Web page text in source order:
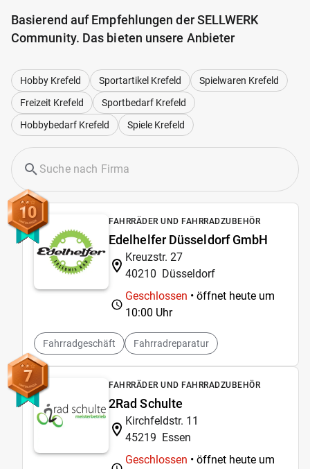
Basierend auf Empfehlungen der SELLWERK
Community. Das bieten unsere Anbieter
Hobby Krefeld Sportartikel Krefeld
Spielwaren Krefeld
Freizeit Krefeld
Sportbedarf Krefeld
Hobbybedarf Krefeld
Spiele Krefeld
10 FAHRRÄDER UND FAHRRADZUBEHÖR
Edelhelfer Düsseldorf GmbH
Kreuzstr. 27
40210 Düsseldorf
Geschlossen • öffnet heute um
10:00 Uhr
Fahrradgeschäft Fahrradreparatur
7 FAHRRÄDER UND FAHRRADZUBEHÖR
2Rad Schulte
Kirchfeldstr. 11
45219 Essen
Geschlossen • öffnet heute um